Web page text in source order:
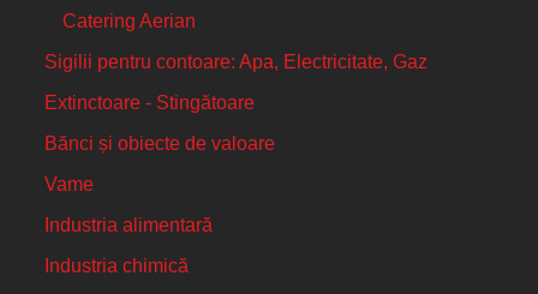
Catering Aerian
Sigilii pentru contoare: Apa, Electricitate, Gaz
Extinctoare - Stingătoare
Bănci și obiecte de valoare
Vame
Industria alimentară
Industria chimică